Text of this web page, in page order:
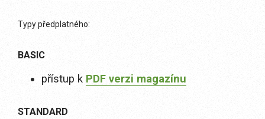
Typy předplatného:
BASIC
přístup k PDF verzi magazínu
STANDARD